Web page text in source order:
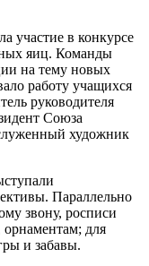
участие в конкурсе
яиц. Команды
на тему новых
работу учащихся
руководителя
Союза
художник
Параллельно
звону, росписи
для
и забавы.